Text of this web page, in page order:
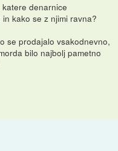
denarnice
kako se z njimi ravna?
se prodajalo vsakodnevno,
bilo najbolj pametno